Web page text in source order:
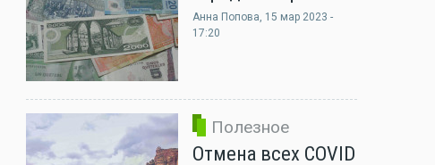
Анна Попова, 15 мар 2023 -
17:20
Полезное
Отмена всех COVID